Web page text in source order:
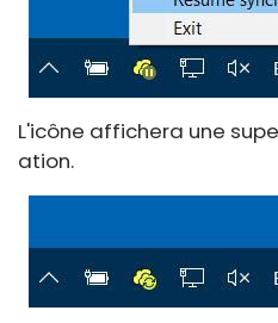
L'icône affichera une
ation.